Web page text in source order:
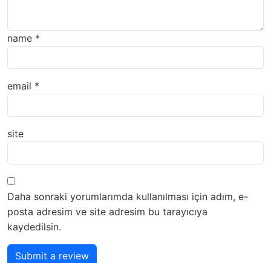
name *
email *
site
Daha sonraki yorumlarımda kullanılması için adım, e-
posta adresim ve site adresim bu tarayıcıya
kaydedilsin.
Submit a review